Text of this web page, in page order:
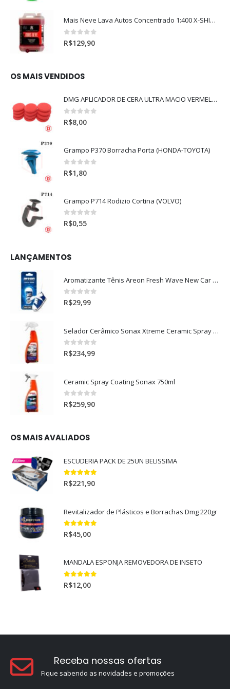
Mais Neve Lava Autos Concentrado 1:400 X-SHINE 5Litros
0out of 5
R$129,90
OS MAIS VENDIDOS
DMG APLICADOR DE CERA ULTRA MACIO VERMELHO l
0out of 5
R$8,00
Grampo P370 Borracha Porta (HONDA-TOYOTA)
0 out of 5
R$1,80
Grampo P714 Rodizio Cortina (VOLVO)
0out of 5
R$0,55
LANÇAMENTOS
Aromatizante Tênis Areon Fresh Wave New Car / Carro Novo
0out of 5
R$29,99
Selador Cerâmico Sonax Xtreme Ceramic Spray + Seal (750ml)
0out of 5
R$234,99
Ceramic Spray Coating Sonax 750ml
0out of 5
R$259,90
OS MAIS AVALIADOS
ESCUDERIA PACK DE 25UN BELISSIMA
5.00out of 5
R$221,90
Revitalizador de Plásticos e Borrachas Dmg 220gr
5.00out of 5
R$45,00
MANDALA ESPONJA REMOVEDORA DE INSETO
5.00out of 5
R$12,00
Receba nossas ofertas
Fique sabendo as novidades e promoções